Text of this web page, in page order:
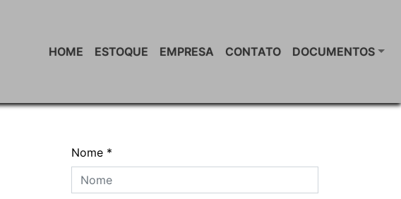
HOME ESTOQUE EMPRESA CONTATO DOCUMENTOS
Nome *